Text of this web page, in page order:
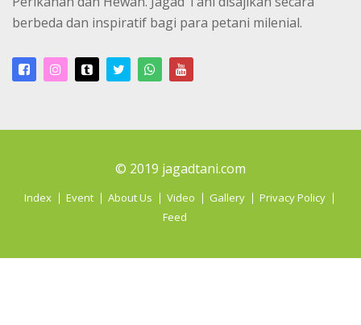
berbeda dan inspiratif bagi para petani milenial.
© 2019 jagadtani.com
Index Event About Us Video Gallery
Privacy Policy
Feed